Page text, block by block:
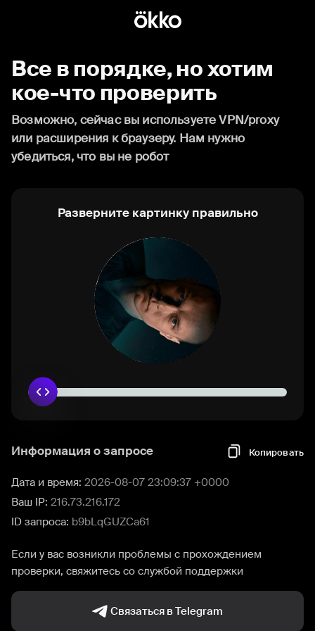
Все в порядке, но хотим
кое-что проверить
Возможно, сейчас вы используете VPN/proxy
или расширения к браузеру. Нам нужно
убедиться, что вы не робот
Разверните картинку правильно
Информация о запросе Копировать
Дата и время: 2026-08-07 23:09:37 +0000
Ваш IP: 216.73.216.172
ID запроса: b9bLqGUZCa61
Если у вас возникли проблемы с прохождением
проверки, свяжитесь со службой поддержки
Связаться в Telegram